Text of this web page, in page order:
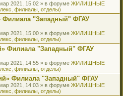
2021, 15:02 » в форуме ЖИЛИЩНЫЕ
филиалы, отделы)
Филиала "Западный" ФГАУ
2021, 15:00 » в форуме ЖИЛИЩНЫЕ
филиалы, отделы)
Филиала "Западный" ФГАУ
2021, 14:55 » в форуме ЖИЛИЩНЫЕ
филиалы, отделы)
Филиала "Западный" ФГАУ
2021, 14:03 » в форуме ЖИЛИЩНЫЕ
филиалы, отделы)